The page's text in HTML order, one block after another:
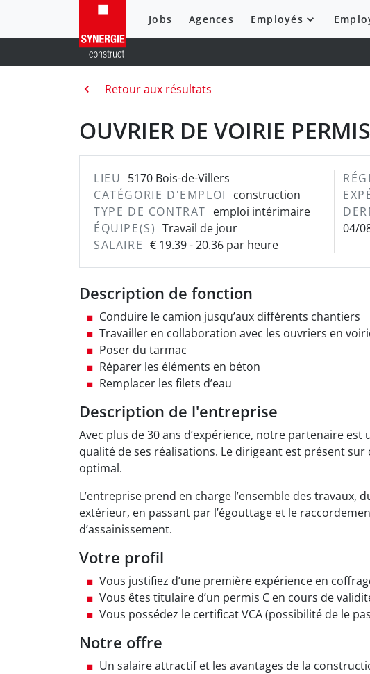
Jobs Agences Employés
Retour aux résultats
OUVRIER DE VOIRIE
LIEU 5170 Bois-de-Villers
CATÉGORIE D'EMPLOI
construction
TYPE DE CONTRAT emploi intérimaire
ÉQUIPE(S) Travail de jour
SALAIRE € 19.39 - 20.36 par heure
04/
Description de fonction
Conduire le camion jusqu’aux différents chantiers
Travailler en collaboration avec les ouvriers en
Poser du tarmac
Réparer les éléments en béton
Remplacer les filets d’eau
Description de l'entreprise
Avec plus de 30 ans d’expérience, notre partenaire
qualité de ses réalisations. Le dirigeant est présent
optimal.
L’entreprise prend en charge l’ensemble des travaux,
extérieur, en passant par l’égouttage et le
d’assainissement.
Votre profil
Vous justifiez d’une première expérience en
Vous êtes titulaire d’un permis C en cours de
Vous possédez le certificat VCA (possibilité de le
Notre offre
Un salaire attractif et les avantages de la